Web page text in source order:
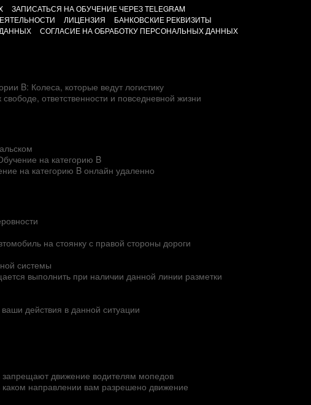
ЗАПИСАТЬСЯ НА ОБУЧЕНИЕ ЧЕРЕЗ TELEGRAM
ЛИЦЕНЗИЯ
БАНКОВСКИЕ РЕКВИЗИТЫ
СОГЛАСИЕ НА ОБРАБОТКУ ПЕРСОНАЛЬНЫХ ДАННЫХ
B: Колеса, которые ведут логистику
ответственности и повседневной жизни
на категорию B
на категорию B онлайн удаленно
на стоянку с правой стороны дороги
системы
выполнить при наличии данной линии разметки
ваши действия в данной ситуации
запрещают движение водителям мопедов
каком направлении вам разрешено движение